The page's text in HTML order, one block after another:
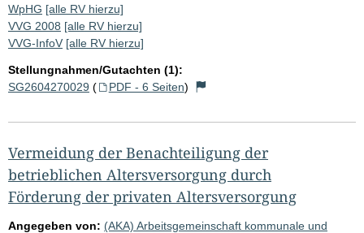
WpHG [alle RV hierzu]
VVG 2008 [alle RV hierzu]
VVG-InfoV [alle RV hierzu]
Stellungnahmen/Gutachten (1):
SG2604270029 ( PDF - 6 Seiten)
Vermeidung der Benachteiligung der
betrieblichen Altersversorgung durch
Förderung der privaten Altersversorgung
Angegeben von: (AKA) Arbeitsgemeinschaft kommunale und